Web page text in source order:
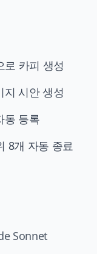
로 카피 생성
지 시안 생성
동 등록
8개 자동 종료
Sonnet